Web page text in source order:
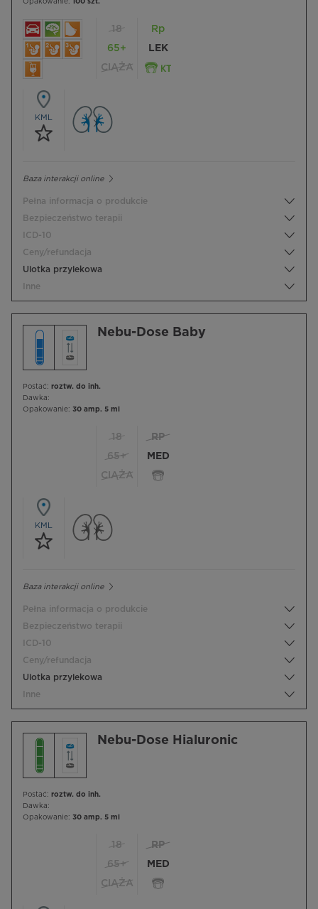
Opakowanie: 100 szt.
18
65+
CIĄŻA
Rp
LEK
KML
Baza interakcji online
Pełna informacja o produkcie
Bezpieczeństwo terapii
ICD-10
Ceny/refundacja
Ulotka przylekowa
Inne
Nebu-Dose Baby
Postać: roztw. do inh.
Dawka:
Opakowanie: 30 amp. 5 ml
18
65+
CIĄŻA
RP
MED
KML
Baza interakcji online
Pełna informacja o produkcie
Bezpieczeństwo terapii
ICD-10
Ceny/refundacja
Ulotka przylekowa
Inne
Nebu-Dose Hialuronic
Postać: roztw. do inh.
Dawka:
Opakowanie: 30 amp. 5 ml
18
65+
CIĄŻA
RP
MED